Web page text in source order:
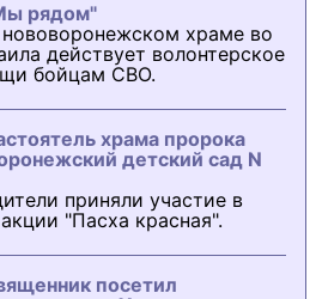
рядом"
храме во
действует волонтерское
бойцам СВО.
храма пророка
детский сад N
приняли участие в
"Пасха красная".
посетил